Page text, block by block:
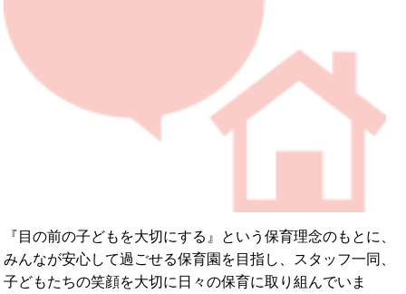
『目の前の子どもを大切にする』という保育理念のもとに、
みんなが安心して過ごせる保育園を目指し、スタッフ一同、
子どもたちの笑顔を大切に日々の保育に取り組んでいま